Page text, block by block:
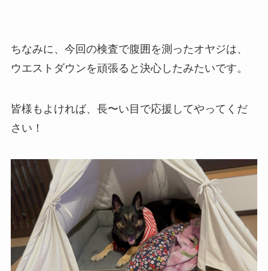
ちなみに、今回の検査で腹囲を測ったオヤジは、
ウエストダウンを頑張ると決心したみたいです。
皆様もよければ、長〜い目で応援してやってくだ
さい！